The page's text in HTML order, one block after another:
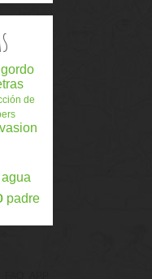
gordo
de
agua
padre